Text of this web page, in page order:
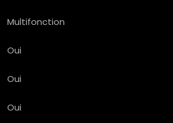
Multifonction
Oui
Oui
Oui